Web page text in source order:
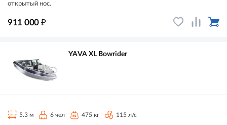
открытый нос.
911 000 ₽
YAVA XL Bowrider
5.3 м 6 чел 475 кг 115 л/с